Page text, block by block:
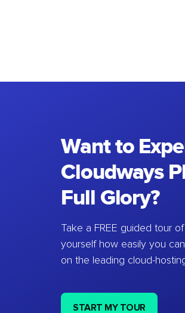
Want to
Cloudways
Full Glory?
Take a FREE guided tour
yourself how easily you
on the leading cloud-
START MY TOUR